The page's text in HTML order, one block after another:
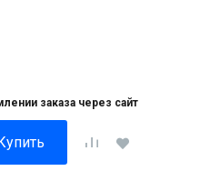
заказа через сайт
Купить